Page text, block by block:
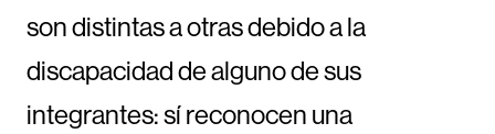
son distintas a otras debido a la
discapacidad de alguno de sus
integrantes: sí reconocen una